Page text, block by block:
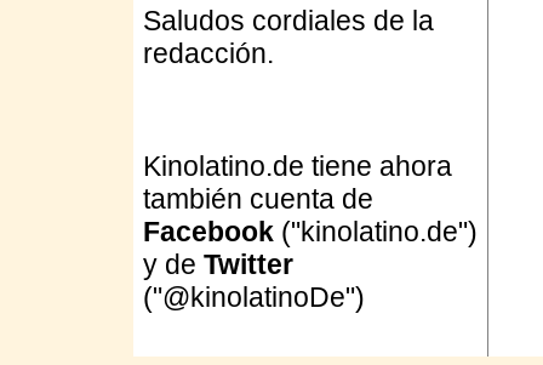
Saludos cordiales de la
redacción.
Kinolatino.de tiene ahora
también cuenta de
Facebook ("kinolatino.de")
y de Twitter
("@kinolatinoDe")